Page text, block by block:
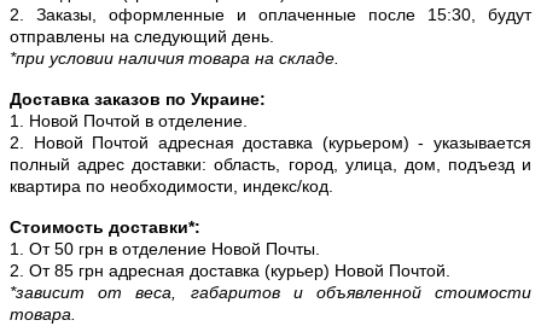
2. Заказы, оформленные и оплаченные после 15:30, будут
отправлены на следующий день.
*при условии наличия товара на складе.
Доставка заказов по Украине:
1. Новой Почтой в отделение.
2. Новой Почтой адресная доставка (курьером) - указывается
полный адрес доставки: область, город, улица, дом, подъезд и
квартира по необходимости, индекс/код.
Стоимость доставки*:
1. От 50 грн в отделение Новой Почты.
2. От 85 грн адресная доставка (курьер) Новой Почтой.
*зависит от веса, габаритов и объявленной стоимости
товара.